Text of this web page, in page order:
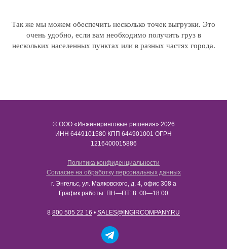
Так же мы можем обеспечить несколько точек выгрузки. Это
очень удобно, если вам необходимо получить груз в
нескольких населенных пунктах или в разных частях города.
© ООО «Инжиниринговые решения» 2026
ИНН​​​​​​​ 6449101580 КПП 644901001 ОГРН
1216400015886
Политика конфиденциальности
Согласие на обработку персональных данных
г. Энгельс, ул. Маяковского, д. 4, офис 308 а
График работы: ПН—ПТ: 8: 00—18:00
8 800 505 22 16 • SALES@INGIRCOMPANY.RU